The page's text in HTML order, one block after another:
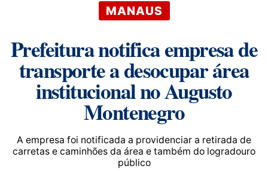
MANAUS
Prefeitura notifica empresa de
transporte a desocupar área
institucional no Augusto
Montenegro
A empresa foi notificada a providenciar a retirada de
carretas e caminhões da área e também do logradouro
público